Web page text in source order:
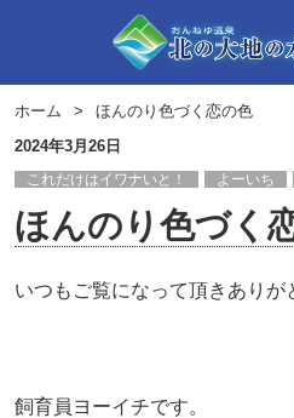
ホーム
ほんのり色づく恋の色
2024年3月26日
これだけはイワナいと！ よーいち
ほんのり色づく
いつもご覧になって頂きありが
飼育員ヨーイチです。